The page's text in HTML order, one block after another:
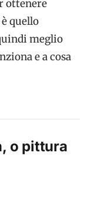
ottenere
quello
meglio
e a cosa
o pittura